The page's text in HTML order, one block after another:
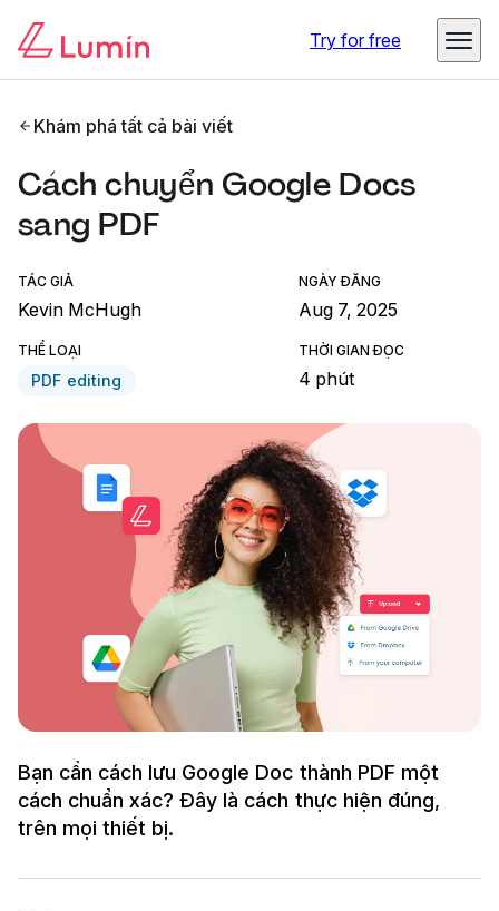
Try for free
Khám phá tất cả bài viết
Cách chuyển Google Docs
sang PDF
TÁC GIẢ
Kevin McHugh
NGÀY ĐĂNG
Aug 7, 2025
THỂ LOẠI
PDF editing
THỜI GIAN ĐỌC
4 phút
Bạn cần cách lưu Google Doc thành PDF một
cách chuẩn xác? Đây là cách thực hiện đúng,
trên mọi thiết bị.